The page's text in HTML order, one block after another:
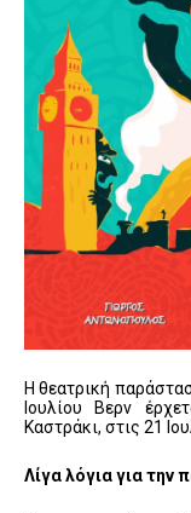
Η θεατρική
Ιουλίου Βερν
Καστράκι, στις 21
Λίγα λόγια για την